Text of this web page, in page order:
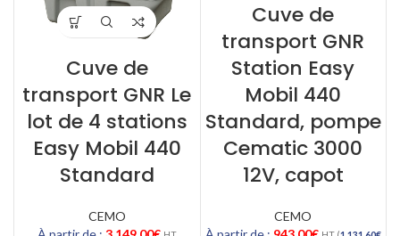
Cuve de
transport GNR Le
lot de 4 stations
Easy Mobil 440
Standard
CEMO
Cuve de
transport GNR
Station Easy
Mobil 440
Standard, pompe
Cematic 3000
12V, capot
CEMO